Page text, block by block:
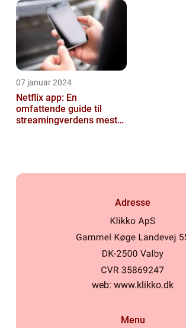
07 januar 2024
Netflix app: En
omfattende guide til
streamingverdens mest
Adresse
web: www.klikko.dk
Menu